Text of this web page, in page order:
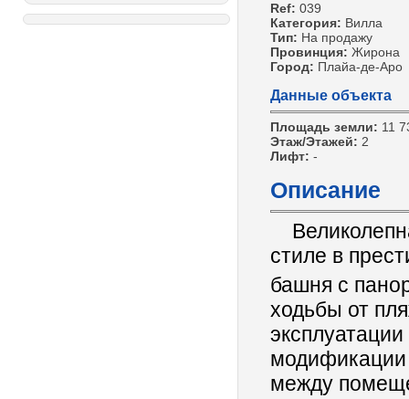
Ref: 039
Категория: Вилла
Тип: На продажу
Провинция: Жирона
Город: Плайа-де-Аро
Данные объекта
Площадь земли: 11
Этаж/Этажей: 2
Лифт: -
Описание
стиле в
башня с
ходьбы от
модификации
между